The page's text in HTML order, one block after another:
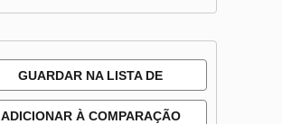
GUARDAR NA LISTA DE
DESEJOS
ADICIONAR À COMPARAÇÃO